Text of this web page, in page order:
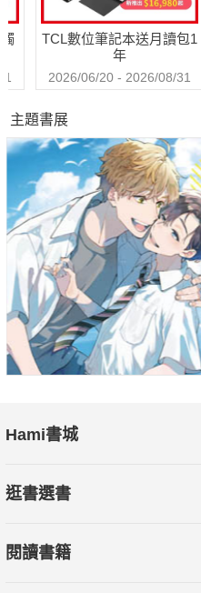
敘事的靈活與情感的貼近。這
正義的期盼與對理想社會的追
? 歷史回聲
全書貫穿一種文化良知的批判
的娛樂產物，而是庶民生命經
價值的文化實錄。書中深刻論
為民族情感的傳承載體。這部
政治社會史都有深遠的啟發，
威之作。
本書特色：本書深入探討元代
豐富的民間傳說與曲調來源，
時代民情與反抗意識，並呈現
風月戲的文化意義，透過文學
價值的專論之作。
TCL數位筆記本送月讀包1
年
2026/06/20 - 2026/08/31
主題書展
Hami書城
逛書選書
閱讀書籍